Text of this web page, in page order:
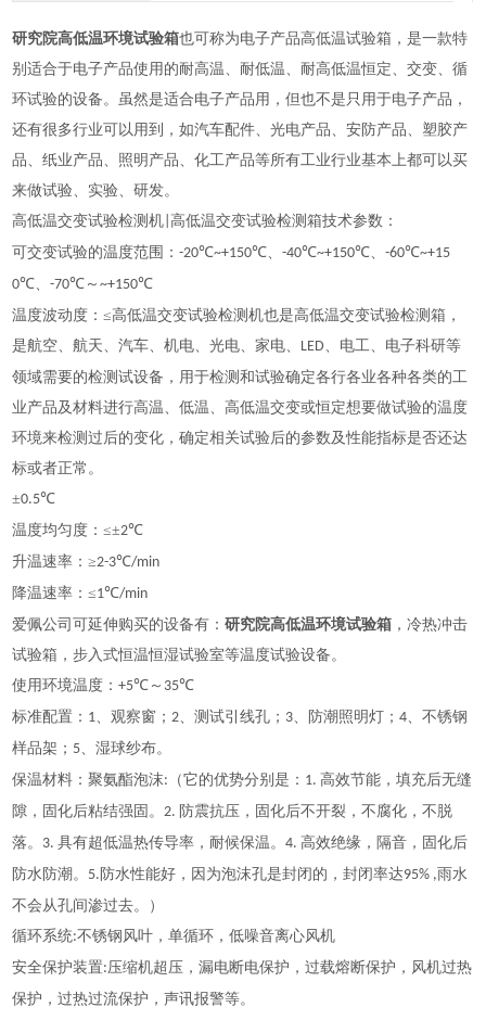
研究院高低温环境试验箱也可称为电子产品高低温试验箱，是一款特
别适合于电子产品使用的耐高温、耐低温、耐高低温恒定、交变、循
环试验的设备。虽然是适合电子产品用，但也不是只用于电子产品，
还有很多行业可以用到，如汽车配件、光电产品、安防产品、塑胶产
品、纸业产品、照明产品、化工产品等所有工业行业基本上都可以买
来做试验、实验、研发。
高低温交变试验检测机 高低温交变试验检测箱技术参数：
可交变试验的温度范围：-20℃~+150℃、-40℃~+150℃、-60℃~+15
0℃、-70℃～~+150℃
温度波动度：≤高低温交变试验检测机也是高低温交变试验检测箱，
是航空、航天、汽车、机电、光电、家电、 LED、电工、电子科研等
领域需要的检测试设备，用于检测和试验确定各行各业各种各类的工
业产品及材料进行高温、低温、高低温交变或恒定想要做试验的温度
环境来检测过后的变化，确定相关试验后的参数及性能指标是否还达
标或者正常。
±0.5℃
温度均匀度：≤±2℃
升温速率：≥2-3℃/min
降温速率：≤1℃/min
爱佩公司可延伸购买的设备有：研究院高低温环境试验箱 ，冷热冲击
试验箱，步入式恒温恒湿试验室等温度试验设备。
使用环境温度：+5℃～ 35℃
标准配置： 1、观察窗；2、测试引线孔； 3、防潮照明灯；4、不锈钢
样品架； 5、湿球纱布。
保温材料：聚氨酯泡沫: （它的优势分别是： 1. 高效节能，填充后无缝
隙，固化后粘结强固。2. 防震抗压，固化后不开裂，不腐化，不脱
落。 3.具有超低温热传导率，耐候保温。4. 高效绝缘，隔音，固化后
防水防潮。 5. 防水性能好，因为泡沫孔是封闭的，封闭率达95% ,雨水
不会从孔间渗过去。）
循环系统:不锈钢风叶，单循环，低噪音离心风机
安全保护装置:压缩机超压，漏电断电保护，过载熔断保护，风机过热
保护，过热过流保护，声讯报警等。